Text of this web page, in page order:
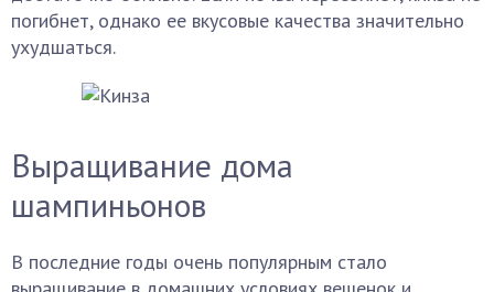
погибнет, однако ее вкусовые качества значительно
ухудшаться.
Выращивание дома
шампиньонов
В последние годы очень популярным стало